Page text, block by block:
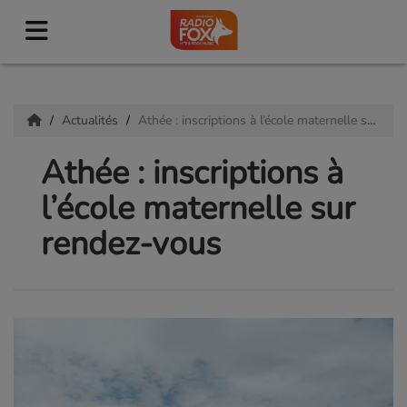
Actualités Athée : inscriptions à l’école maternelle sur rendez-vous
Athée : inscriptions à
l’école maternelle sur
rendez-vous